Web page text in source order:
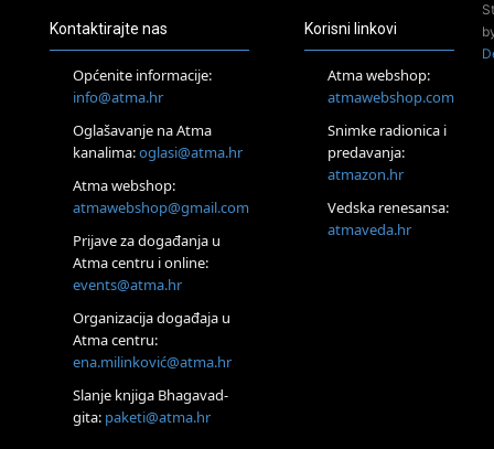
Pjesma srca / Zagreb
Tečaj Višeg Vodstva, razvijanja intuicije i Akaša zapisa
Online
Upisi u program Profesionalni hipnoterapeut — nova
Online
Postanite Nositelj Vibracije Nove Zemlje
Visoko
Alemka Dauskardt – Jednodnevna radionica sistemskih
konstelacija
Online
SPAVAJ… Priče za lakšu noć
Kontaktirajte nas
Općenite informacije:
info@atma.hr
Oglašavanje na Atma
kanalima:oglasi@atma.hr
Atma webshop:
atmawebshop@gmail.com
Prijave za događanja u
Atma centru i online:
events@atma.hr
Organizacija događaja u
Atma centru:
ena.milinković@atma.hr
Slanje knjiga Bhagavad-
gita: paketi@atma.hr
Korisni linkovi
Atma webshop:
atmawebshop.com
Snimke radionica i
predavanja:
atmazon.hr
Vedska renesansa:
atmaveda.hr